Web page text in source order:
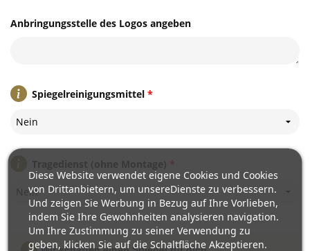
Anbringungsstelle des Logos angeben
*
Spiegelreinigungsmittel
Nein
*
Nein
Diese Website verwendet eigene Cookies und Cookies
von Drittanbietern, um unsereDienste zu verbessern.
Und zeigen Sie Werbung in Bezug auf Ihre Vorlieben,
indem Sie Ihre Gewohnheiten analysieren navigation.
Um Ihre Zustimmung zu seiner Verwendung zu
geben, klicken Sie auf die Schaltfläche Akzeptieren.